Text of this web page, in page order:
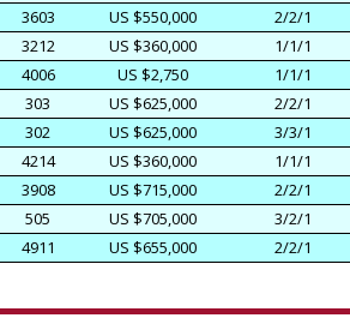
3603
US $550,000 2/2/1
3212
US $360,000 1/1/1
4006
US $2,750 1/1/1
303
US $625,000 2/2/1
302
US $625,000 3/3/1
4214
US $360,000 1/1/1
3908
US $715,000 2/2/1
505
US $705,000 3/2/1
4911
US $655,000 2/2/1